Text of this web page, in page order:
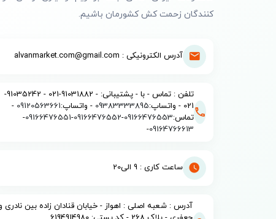
کنندگان زحمت کش کشورمان باشیم.
آدرس الکترونیکی : alvanmarket.com@gmail.com
تلفن : تماس - با - پشتیبانی: - 91031882-021 - 91035242-
021 - واتساپ:
09383333895 - واتساپ:09120563661
-
تماس:09166476553
-
09166476552
-
09166476551
-
09164766613
-
ساعت کاری : 9 الی20
آدرس : شعبه اصلی : اهواز - خیابان قنادان زاده بین نادری